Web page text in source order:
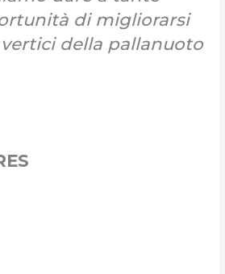
di migliorarsi
della pallanuoto